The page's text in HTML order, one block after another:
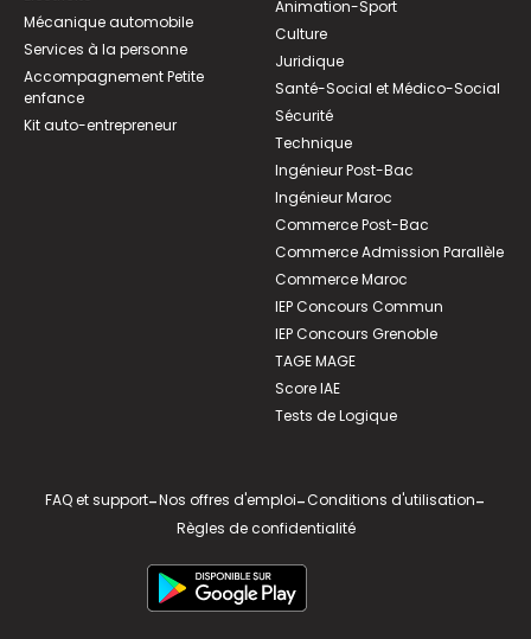
Mécanique automobile
Services à la personne
Accompagnement Petite
enfance
Kit auto-entrepreneur
Animation-Sport
Culture
Juridique
Santé-Social et Médico-Social
Sécurité
Technique
Ingénieur Post-Bac
Ingénieur Maroc
Commerce Post-Bac
Commerce Admission Parallèle
Commerce Maroc
IEP Concours Commun
IEP Concours Grenoble
TAGE MAGE
Score IAE
Tests de Logique
FAQ et support-Nos offres d'emploi-Conditions d'utilisation-
Règles de confidentialité